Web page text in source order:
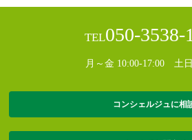
TEL050-3538-
月～金 10:00-17:00 土
コンシェルジュに相